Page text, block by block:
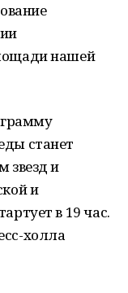
нашей
станет
звезд и
и
в 19 час.
холла